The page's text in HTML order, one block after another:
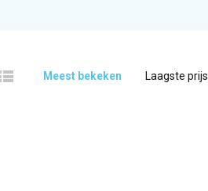
Meest bekeken Laagste prijs